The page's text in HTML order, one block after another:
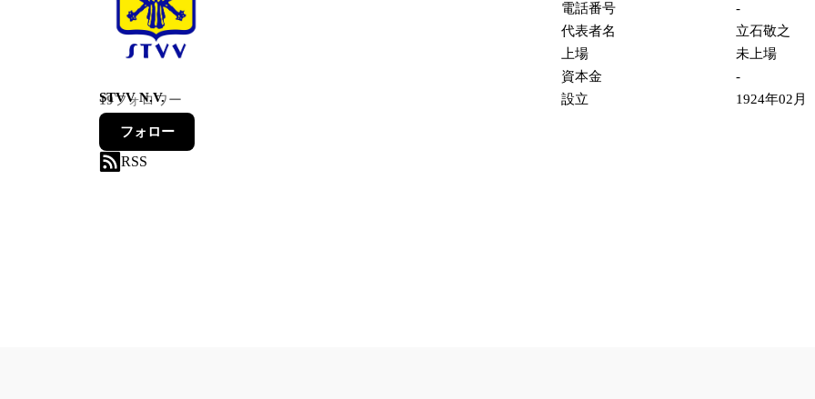
STVV N.V.
19フォロワー
フォロー
RSS
電話番号
-
代表者名
立石敬之
上場
未上場
資本金
-
設立
1924年02月